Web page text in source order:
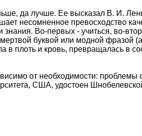
да лучше. Ее высказал В. И.
несомненное превосходство
Во-первых - учиться, во-
буквой или модной фразой (а
в плоть и кровь, превращалась в
от необходимости:
США, удостоен